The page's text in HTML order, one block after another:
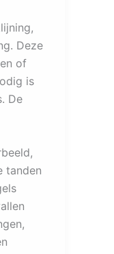
Deze
of
is
De
tanden